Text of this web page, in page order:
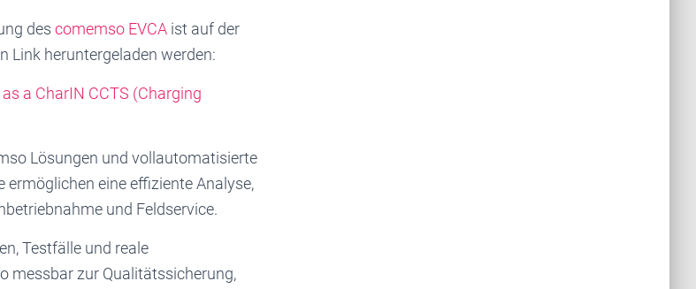
des comemso EVCA ist auf der
Link heruntergeladen werden:
a CharIN CCTS (Charging
Lösungen und vollautomatisierte
eine effiziente Analyse,
und Feldservice.
Testfälle und reale
messbar zur Qualitätssicherung,